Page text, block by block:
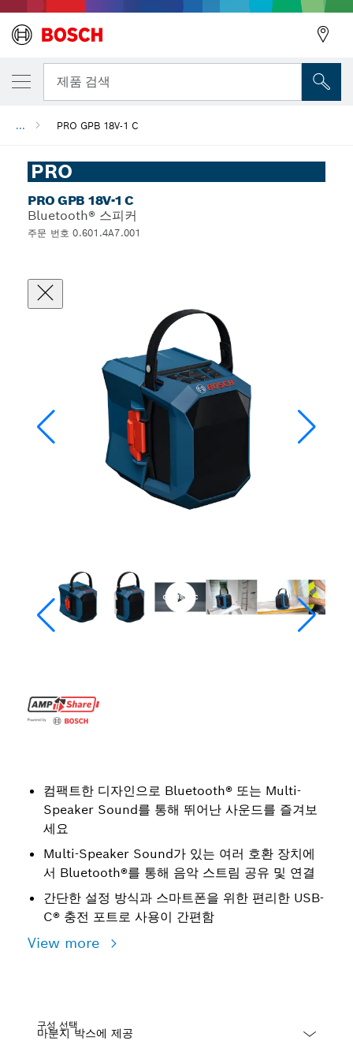
제품 검색
... PRO GPB 18V-1 C
PRO
PRO GPB 18V-1 C
Bluetooth® 스피커
주문 번호 0.601.4A7.001
컴팩트한 디자인으로 Bluetooth® 또는 Multi-
Speaker Sound를 통해 뛰어난 사운드를 즐겨보
세요
Multi-Speaker Sound가 있는 여러 호환 장치에
서 Bluetooth®를 통해 음악 스트림 공유 및 연결
간단한 설정 방식과 스마트폰을 위한 편리한 USB-
C® 충전 포트로 사용이 간편함
View more
구성 선택